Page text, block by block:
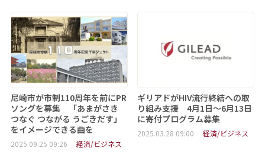
尼崎市が市制110周年を前にPR
ソングを募集 「あまがさき
つなぐ つながる うごきだす」
をイメージできる曲を
2025.09.25 09:26 経済/ビジネス
ギリアドがHIV流行終結への取
り組み支援 4月1日～6月13日
に寄付プログラム募集
2025.03.28 09:00 経済/ビジネス